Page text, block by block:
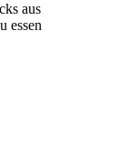
aus
essen